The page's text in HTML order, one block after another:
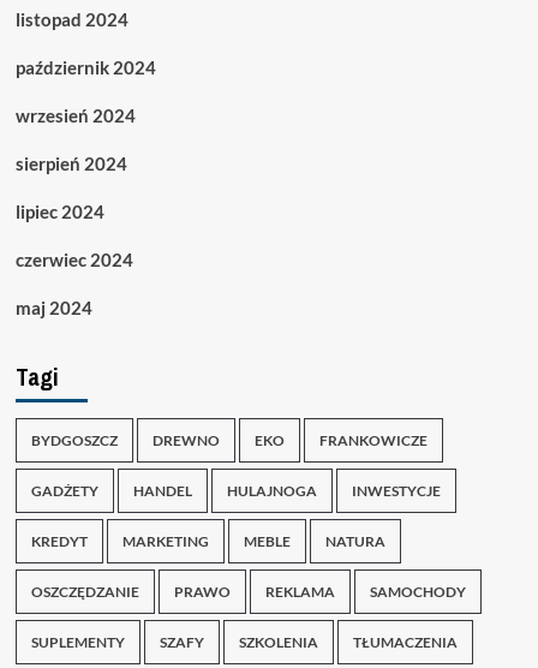
listopad 2024
październik 2024
wrzesień 2024
sierpień 2024
lipiec 2024
czerwiec 2024
maj 2024
Tagi
BYDGOSZCZ DREWNO EKO FRANKOWICZE
GADŻETY HANDEL HULAJNOGA INWESTYCJE
KREDYT MARKETING MEBLE NATURA
OSZCZĘDZANIE PRAWO REKLAMA SAMOCHODY
SUPLEMENTY SZAFY SZKOLENIA TŁUMACZENIA